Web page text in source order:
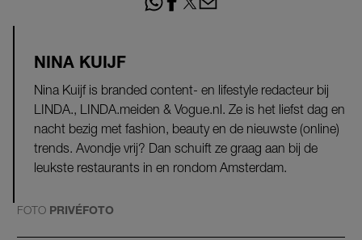
NINA KUIJF
Nina Kuijf is branded content- en lifestyle redacteur bij
LINDA., LINDA.meiden & Vogue.nl. Ze is het liefst dag en
nacht bezig met fashion, beauty en de nieuwste (online)
trends. Avondje vrij? Dan schuift ze graag aan bij de
leukste restaurants in en rondom Amsterdam.
FOTO PRIVÉFOTO